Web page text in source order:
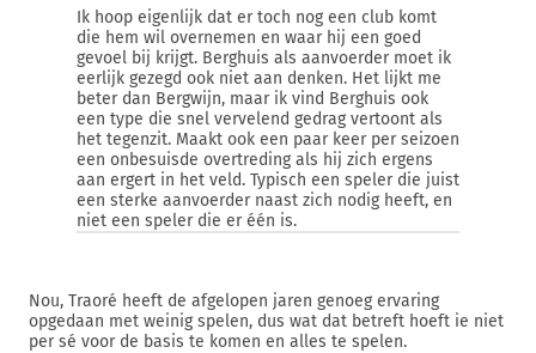
Ik hoop eigenlijk dat er toch nog een club komt
die hem wil overnemen en waar hij een goed
gevoel bij krijgt. Berghuis als aanvoerder moet ik
eerlijk gezegd ook niet aan denken. Het lijkt me
beter dan Bergwijn, maar ik vind Berghuis ook
een type die snel vervelend gedrag vertoont als
het tegenzit. Maakt ook een paar keer per seizoen
een onbesuisde overtreding als hij zich ergens
aan ergert in het veld. Typisch een speler die juist
een sterke aanvoerder naast zich nodig heeft, en
niet een speler die er één is.
Nou, Traoré heeft de afgelopen jaren genoeg ervaring
opgedaan met weinig spelen, dus wat dat betreft hoeft ie niet
per sé voor de basis te komen en alles te spelen.